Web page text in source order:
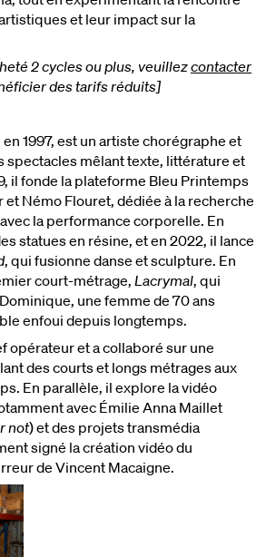
et leur impact sur la
2 cycles ou plus, veuillezcontacter
des tarifs réduits]
en 1997, est un artiste chorégraphe et
spectacles mêlant texte, littérature et
il fonde la plateforme Bleu Printemps
et Némo Flouret, dédiée à la recherche
la performance corporelle. En
statues en résine, et en 2022, il lance
, qui fusionne danse et sculpture. En
court-métrage, Lacrymal, qui
une femme de 70 ans
enfoui depuis longtemps.
opérateur et a collaboré sur une
des courts et longs métrages aux
En parallèle, il explore la vidéo
avec Émilie Anna Maillet
not) et des projets transmédia
signé la création vidéo du
de Vincent Macaigne.